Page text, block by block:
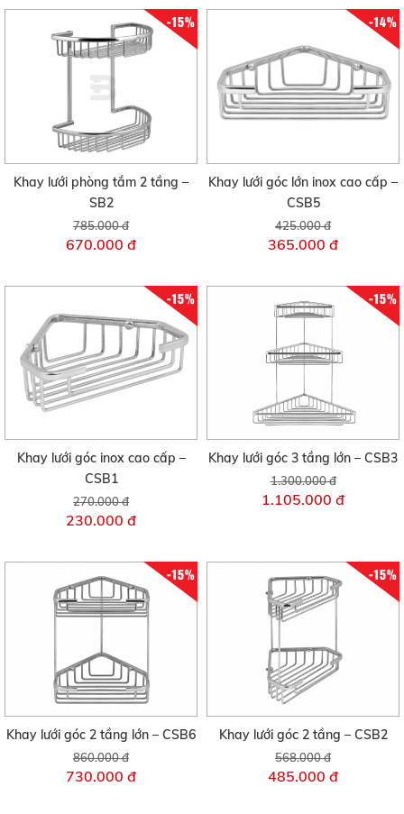
-15%
Khay lưới phòng tắm 2 tầng –
SB2
785.000 đ
670.000 đ
-14%
Khay lưới góc lớn inox cao cấp –
CSB5
425.000 đ
365.000 đ
-15%
Khay lưới góc inox cao cấp –
CSB1
270.000 đ
230.000 đ
-15%
Khay lưới góc 3 tầng lớn – CSB3
1.300.000 đ
1.105.000 đ
-15%
Khay lưới góc 2 tầng lớn – CSB6
860.000 đ
730.000 đ
-15%
Khay lưới góc 2 tầng – CSB2
568.000 đ
485.000 đ